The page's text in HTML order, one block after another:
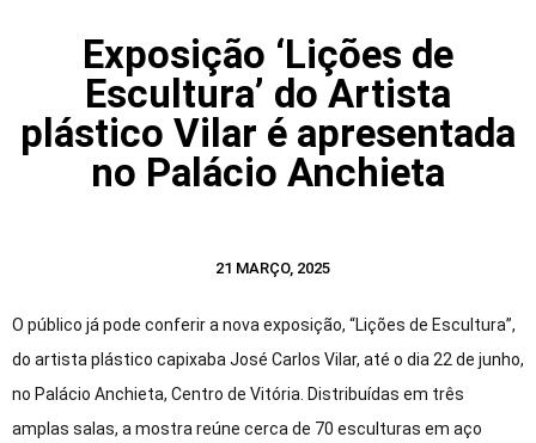
Exposição ‘Lições de
Escultura’ do Artista
plástico Vilar é apresentada
no Palácio Anchieta
21 MARÇO, 2025
O público já pode conferir a nova exposição, “Lições de Escultura”,
do artista plástico capixaba José Carlos Vilar, até o dia 22 de junho,
no Palácio Anchieta, Centro de Vitória. Distribuídas em três
amplas salas, a mostra reúne cerca de 70 esculturas em aço